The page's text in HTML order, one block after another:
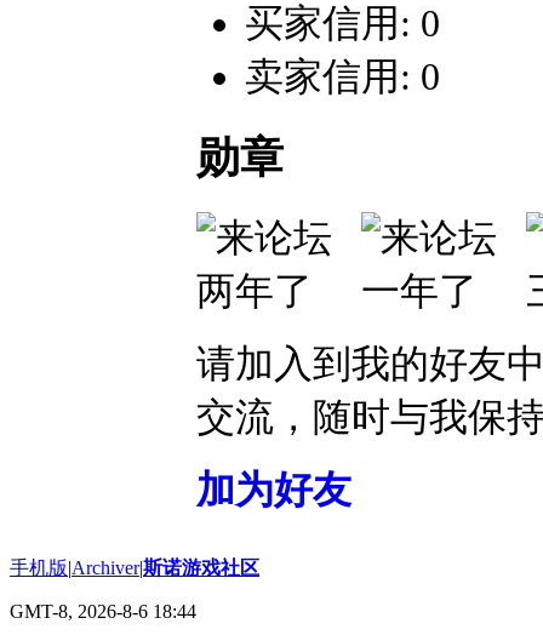
买家信用: 0
卖家信用: 0
勋章
请加入到我的好友
交流，随时与我保
加为好友
手机版|Archiver|斯诺游戏社区
GMT-8, 2026-8-6 18:44